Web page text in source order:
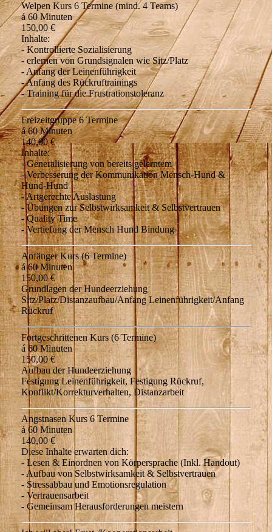
Welpen Kurs 6 Termine (mind. 4 Teams)
á 60 Minuten
150,00 €
Inhalte:
- Kontrollierte Sozialisierung
- erlernen von Grundsignalen wie Sitz/Platz
- Anfang der Leinenführigkeit
- Anfang des Rückruftrainings
- Training für die Frustrationstoleranz
Freizeitgruppe 6 Termine
á 60 Minuten
140,00 €
Inhalte:
- Generalisierung von bereits gelerntem
- Verbesserung der Kommunikation Mensch-Hund &
Hund-Hund
- Artgerechte Auslastung
- Übungen zur Selbstwirksamkeit & Selbstvertrauen
- Quality Time
- Vertiefung der Mensch Hund Bindung
Anfänger Kurs (6 Termine)
á 60 Minuten
150,00 €
Grundlagen der Hundeerziehung
Sitz/Platz/Distanzaufbau/Anfang Leinenführigkeit/Anfang
Rückruf
Fortgeschrittenen Kurs (6 Termine)
á 60 Minuten
150,00 €
Aufbau der Hundeerziehung
Festigung Leinenführigkeit, Festigung Rückruf,
Konflikt/Korrekturverhalten, Distanzarbeit
Angstnasen Kurs 6 Termine
á 60 Minuten
140,00 €
Diese Inhalte erwarten dich:
- Lesen & Einordnen von Körpersprache (Inkl. Handout)
- Aufbau von Selbstwirksamkeit & Selbstvertrauen
- Stressabbau und Emotionsregulation
- Vertrauensarbeit
- Gemeinsam Herausforderungen meistern